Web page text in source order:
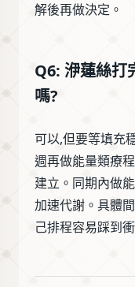
解後再做決定。
Q6: 洢蓮絲打
嗎?
可以,但要等填充
週再做能量類療
建立。同期內做
加速代謝。具體
己排程容易踩到